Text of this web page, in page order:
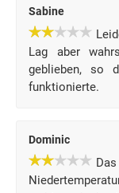
Sabine
Lag aber
geblieben, so
funktionierte.
Dominic